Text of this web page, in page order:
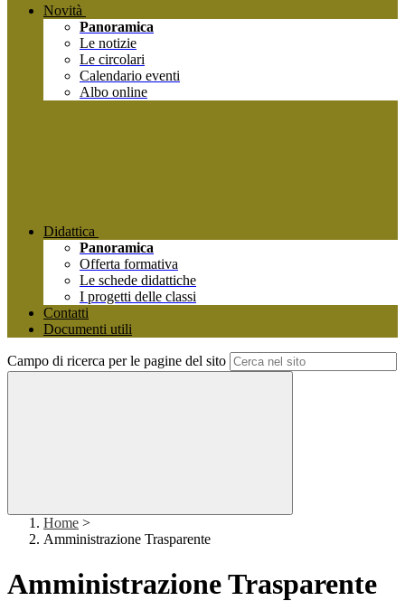
Novità
Panoramica
Le notizie
Le circolari
Calendario eventi
Albo online
Didattica
Panoramica
Offerta formativa
Le schede didattiche
I progetti delle classi
Contatti
Documenti utili
Campo di ricerca per le pagine del sito
Home >
Amministrazione Trasparente
Amministrazione Trasparente